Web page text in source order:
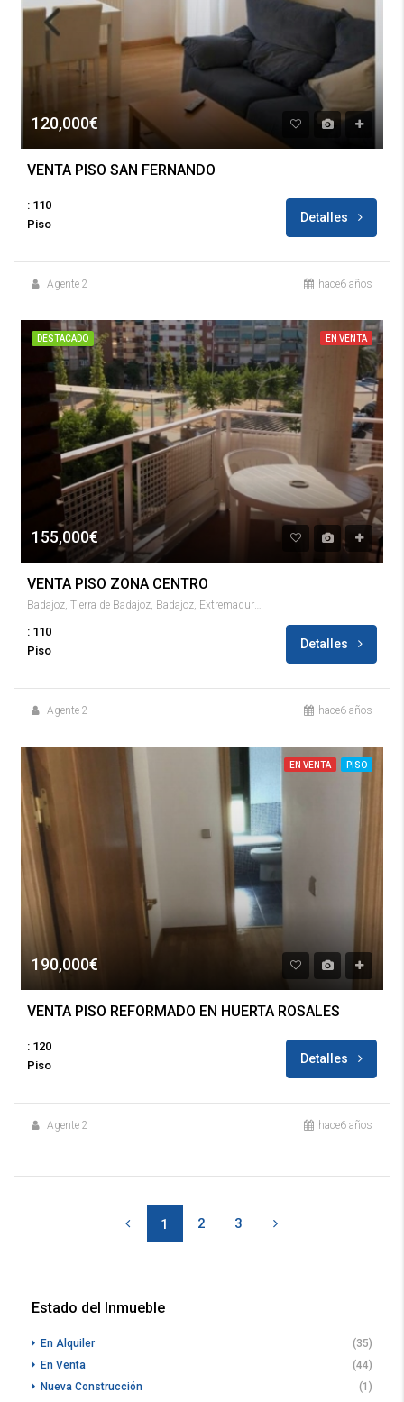
120,000€
VENTA PISO SAN FERNANDO
: 110
Piso
Detalles
Agente 2 hace6 años
DESTACADO EN VENTA
155,000€
VENTA PISO ZONA CENTRO
Badajoz, Tierra de Badajoz, Badajoz, Extremadura, España
: 110
Piso
Detalles
Agente 2 hace6 años
EN VENTA PISO
190,000€
VENTA PISO REFORMADO EN HUERTA ROSALES
: 120
Piso
Detalles
Agente 2 hace6 años
1 2 3
Estado del Inmueble
En Alquiler
(35)
En Venta
(44)
Nueva Construcción
(1)